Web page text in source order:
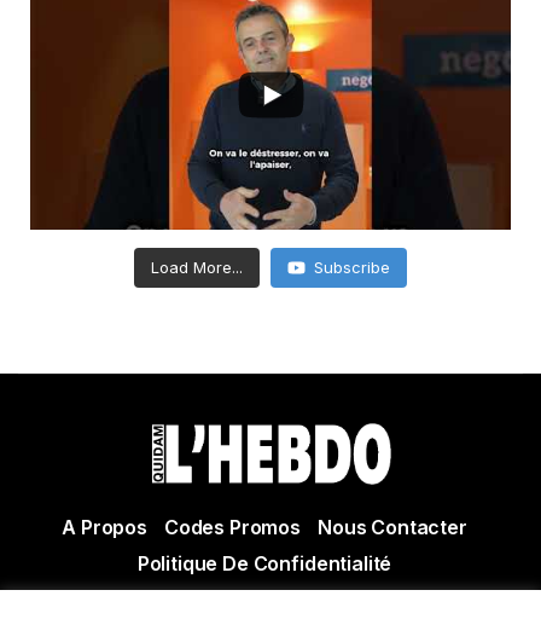
Load More... Subscribe
A Propos Codes Promos
Nous Contacter
Politique De Confidentialité